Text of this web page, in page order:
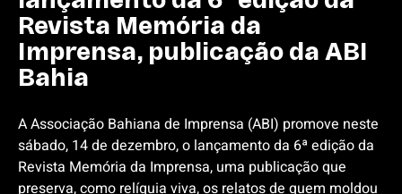
Revista Memória da
Imprensa, publicação da ABI
Bahia
A Associação Bahiana de Imprensa (ABI) promove neste
sábado, 14 de dezembro, o lançamento da 6ª edição da
Revista Memória da Imprensa, uma publicação que
preserva, como relíquia viva, os relatos de quem moldou